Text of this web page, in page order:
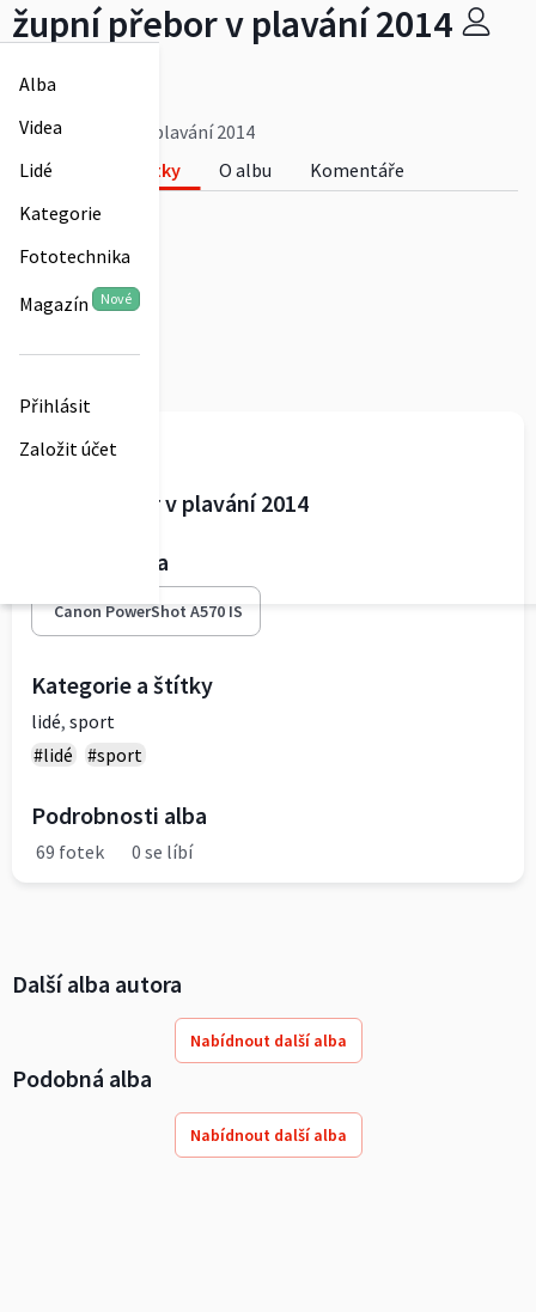
Alba
Videa
Lidé
Kategorie
Fototechnika
Magazín Nové
Přihlásit
Založit účet
župní přebor v plavání 2014
župní přebor v plavání 2014
Fotky
O albu
Komentáře
0
Slavíkovice
župní přebor v plavání 2014
Fototechnika
Canon PowerShot A570 IS
Kategorie a štítky
lidé, sport
#lidé
#sport
Podrobnosti alba
69 fotek 0 se líbí
Další alba autora
Nabídnout další alba
Podobná alba
Nabídnout další alba